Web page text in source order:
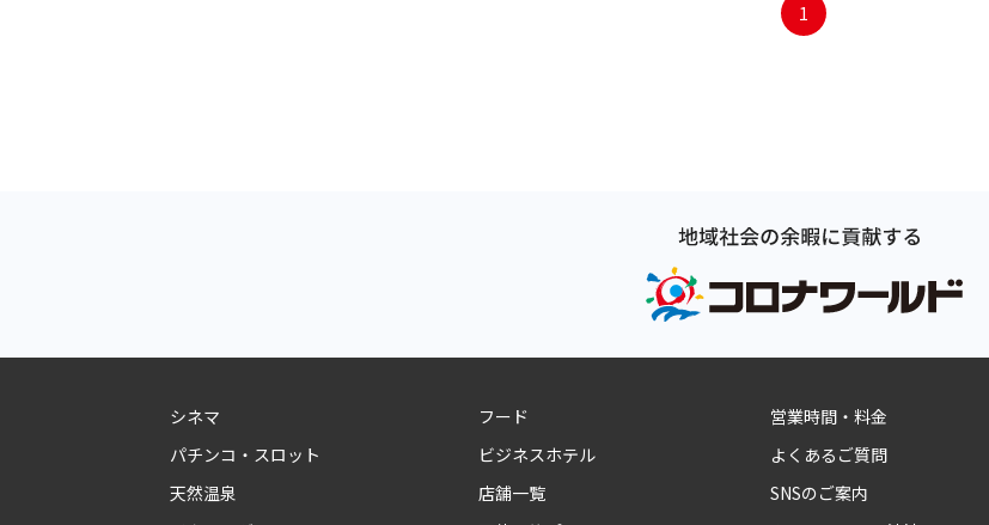
1
シネマ
パチンコ・スロット
天然温泉
フード
ビジネスホテル
店舗一覧
営業時間・料金
よくあるご質問
SNSのご案内